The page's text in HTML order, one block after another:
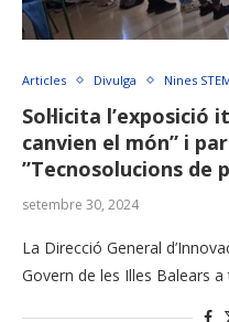
Articles Divulga Nines
Sol·licita l’exposició
canvien el món” i
”Tecnosolucions de
setembre 30, 2024
La Direcció General
Govern de les Illes Balears